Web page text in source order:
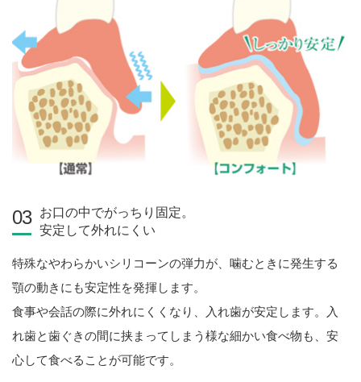
03
お口の中でがっちり固定。
安定して外れにくい
特殊なやわらかいシリコーンの弾力が、噛むときに発生する
顎の動きにも安定性を発揮します。
食事や会話の際に外れにくくなり、入れ歯が安定します。入
れ歯と歯ぐきの間に挟まってしまう様な細かい食べ物も、安
心して食べることが可能です。